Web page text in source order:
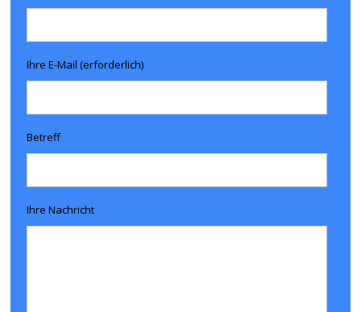
Ihre E-Mail (erforderlich)
Betreff
Ihre Nachricht